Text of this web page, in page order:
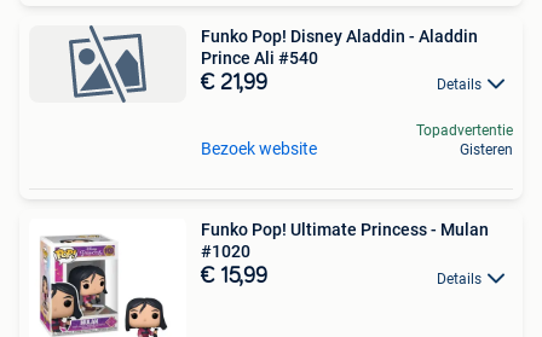
Funko Pop! Disney Aladdin - Aladdin
Prince Ali #540
€ 21,99 Details
Bezoek website
Topadvertentie
Gisteren
Funko Pop! Ultimate Princess - Mulan
#1020
€ 15,99 Details